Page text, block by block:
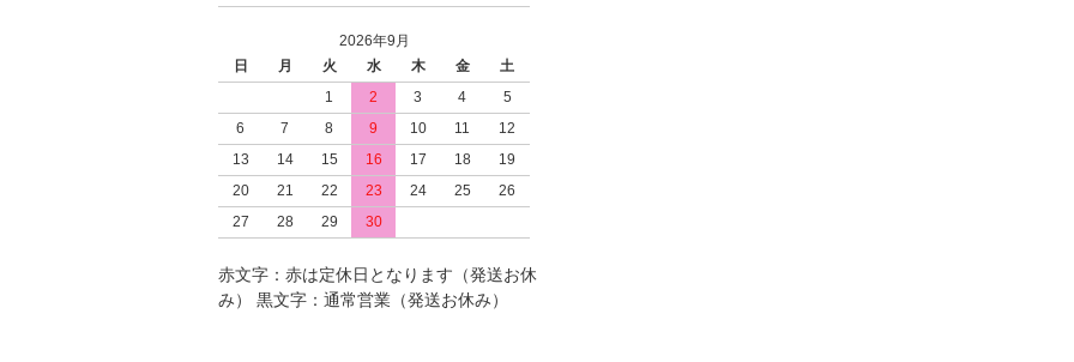
2026年9月
日
月 火 水 木 金
土
1
2 3 4
5
6
7 8 9 10 11
12
13
14 15 16 17 18
19
20
21 22 23 24 25
26
27
28 29 30
赤文字：赤は定休日となります（発送お休
み） 黒文字：通常営業（発送お休み）